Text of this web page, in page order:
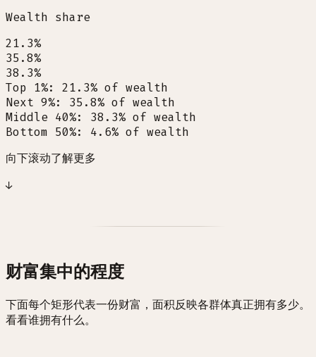
Wealth share
21.3%
35.8%
38.3%
Top 1%: 21.3% of wealth
Next 9%: 35.8% of wealth
Middle 40%: 38.3% of wealth
Bottom 50%: 4.6% of wealth
向下滚动了解更多
↓
财富集中的程度
下面每个矩形代表一份财富，面积反映各群体真正拥有多少。
看看谁拥有什么。